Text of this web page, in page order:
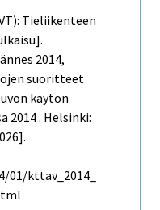
Tieliikenteen
2014,
suoritteet
käytön
2014 . Helsinki:
kttav_2014_